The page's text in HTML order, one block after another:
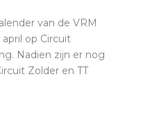
van de VRM
op Circuit
Nadien zijn er nog
Zolder en TT